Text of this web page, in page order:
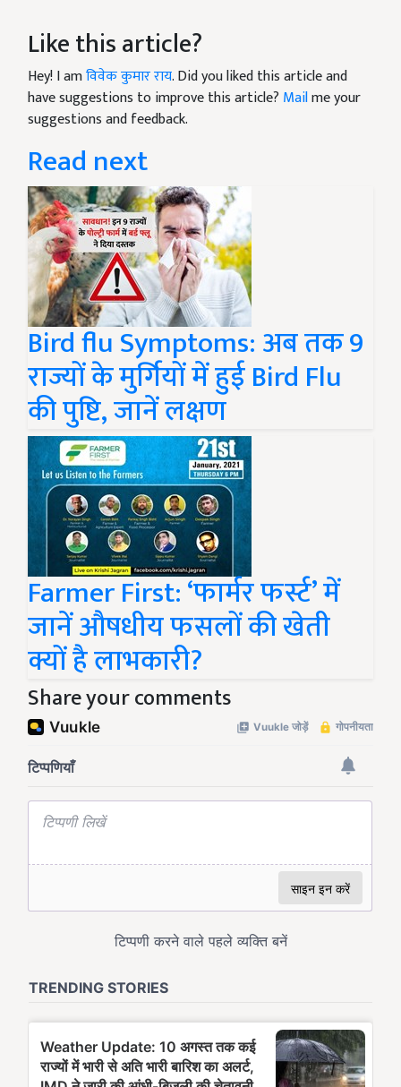
Like this article?
Hey! I amविवेक कुमार राय. Did you liked this article and
have suggestions to improve this article? Mailme your
suggestions and feedback.
Read next
Bird flu Symptoms: अब तक 9
राज्यों के मुर्गियों में हुई Bird Flu
की पुष्टि, जानें लक्षण
Farmer First: ‘फार्मर फर्स्ट’ में
जानें औषधीय फसलों की खेती
क्यों है लाभकारी?
Share your comments